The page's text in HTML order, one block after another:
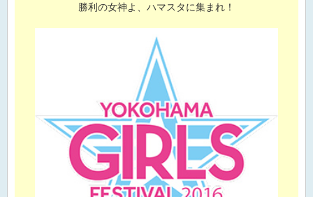
勝利の女神よ、ハマスタに集まれ！